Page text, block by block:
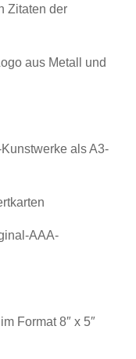
Zitaten der
aus Metall und
als A3-
AAA-
Format 8″ x 5″